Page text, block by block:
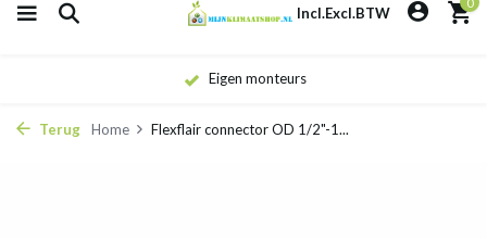
Incl.Excl.BTW
Eigen monteurs
Terug Home Flexflair connector OD 1/2"-1...